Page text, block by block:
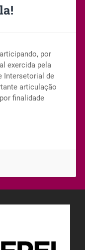
por
exercida pela
Intersetorial de
articulação
finalidade